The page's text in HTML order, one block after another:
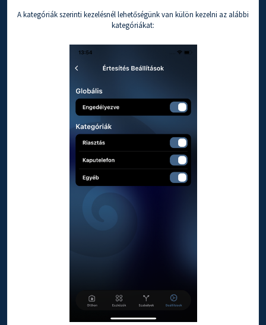
A kategóriák szerinti kezelésnél lehetőségünk van külön kezelni az alábbi
kategóriákat: